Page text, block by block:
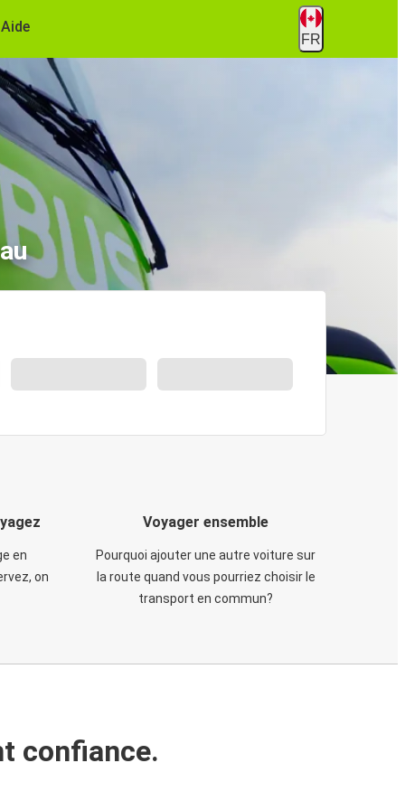
Aide
FR
en
on
Voyager ensemble
Pourquoi ajouter une autre voiture sur
la route quand vous pourriez choisir le
transport en commun?
confiance.